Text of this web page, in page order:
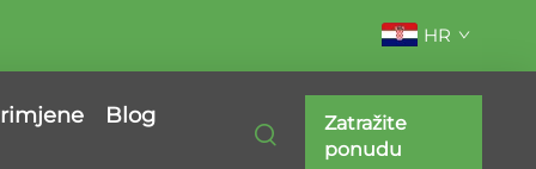
HR
Blog
Zatražite
ponudu